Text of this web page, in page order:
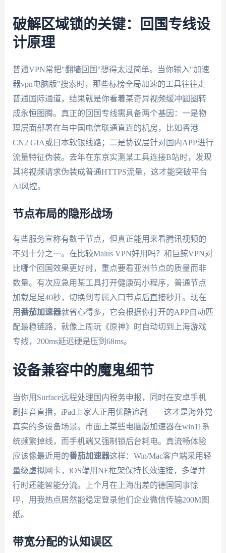
破解区域锁的关键：回国专线设
计原理
普通VPN常把"翻墙回国"想得太过简单。当你输入"加速
器vpn电脑版"搜索时，那些标榜全局加速的工具往往走
普通国际通道，结果就是你看着某奇异视频缓冲圆圈转
成永恒图腾。真正的回国专线需具备两个基因：一是物
理层面部署在与中国电信联通直连的机房，比如香港
CN2 GIA或日本软银线路；二是协议层针对国内APP进行
流量特征伪装。去年在东京实测某工具连接B站时，发现
其将视频请求伪装成普通HTTPS流量，这才能突破平台
AI风控。
节点布局的隐形战场
有些服务宣称有数千节点，但真正能用来看腾讯视频的
不到十分之一。在比较Malus VPN好用吗？和巨鲸VPN对
比哪个回国效果更好时，重点要看亚洲节点的质量而非
数量。有次应急用某工具打开健康码小程序，普通节点
加载足足40秒，切换到专属入口节点后直接秒开。现在
用番茄加速器就省心得多，它会根据你打开的APP自动匹
配最稳链路，就像上周玩《原神》时自动切到上海游戏
专线，200ms延迟硬是压到68ms。
设备兼容中的魔鬼细节
当你用Surface远程处理国内税务申报，同时在安卓手机
刷抖音直播，iPad上家人正用优酷追剧——这才是海外党
真实的多设备场景。市面上某些电脑版加速器在win11系
统频繁掉线，而手机端又强制锁后台耗电。真流畅体验
应该像最近用的番茄加速器这样：Win/Mac客户端采用轻
量级虚拟网卡，iOS端用NE框架保持长效连接，多端并
行时还能智能分流。上个月在上海出差的德国同事惊
呼，用我热点居然能稳定登录他们企业微信传输200M图
纸。
带宽分配的认知误区